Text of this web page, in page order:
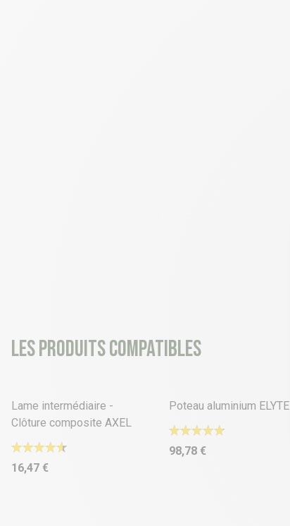
Les produits compatibles
Lame intermédiaire -
Clôture composite AXEL
16,47 €
Poteau aluminium ELYTE
98,78 €